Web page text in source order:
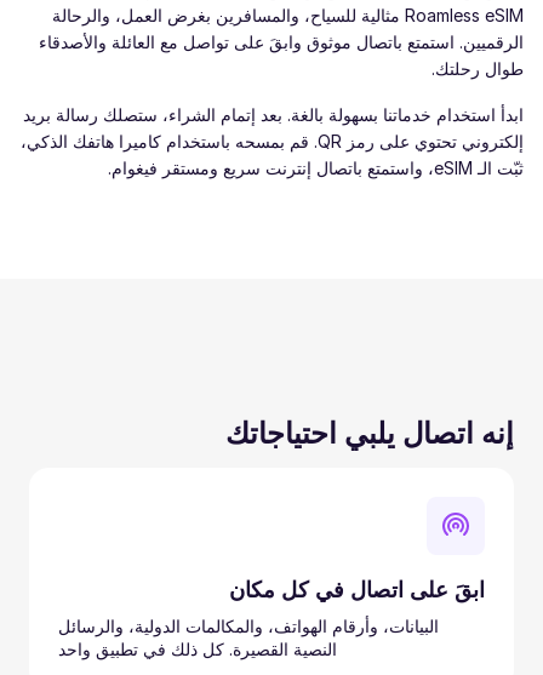
Roamless eSIM مثالية للسياح، والمسافرين بغرض العمل، والرحالة
الرقميين. استمتع باتصال موثوق وابقَ على تواصل مع العائلة والأصدقاء
طوال رحلتك.
ابدأ استخدام خدماتنا بسهولة بالغة. بعد إتمام الشراء، ستصلك رسالة بريد
إلكتروني تحتوي على رمز QR. قم بمسحه باستخدام كاميرا هاتفك الذكي،
ثبّت الـ eSIM، واستمتع باتصال إنترنت سريع ومستقر فيغوام.
إنه اتصال يلبي احتياجاتك
ابقَ على اتصال في كل مكان
البيانات، وأرقام الهواتف، والمكالمات الدولية، والرسائل
النصية القصيرة. كل ذلك في تطبيق واحد